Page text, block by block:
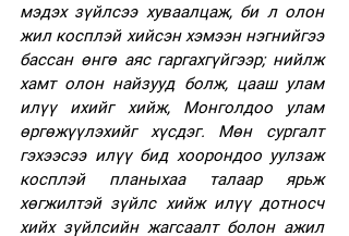
мэдэх зүйлсээ хуваалцаж, би л олон
жил косплэй хийсэн хэмээн нэгнийгээ
бассан өнгө аяс гаргахгүйгээр; нийлж
хамт олон найзууд болж, цааш улам
илүү ихийг хийж, Монголдоо улам
өргөжүүлэхийг хүсдэг. Мөн сургалт
гэхээсээ илүү бид хоорондоо уулзаж
косплэй планыхаа талаар ярьж
хөгжилтэй зүйлс хийж илүү дотносч
хийх зүйлсийн жагсаалт болон ажил